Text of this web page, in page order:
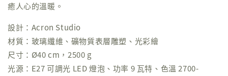
癒人心的溫暖。
設計：Acron Studio
材質：玻璃纖維、礦物質表層雕塑、光彩繪
尺寸：Ø40 cm，2500 g
光源：E27 可調光 LED 燈泡、功率 9 瓦特、色溫 2700-